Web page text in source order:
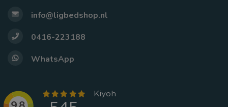
info@ligbedshop.nl
0416-223188
WhatsApp